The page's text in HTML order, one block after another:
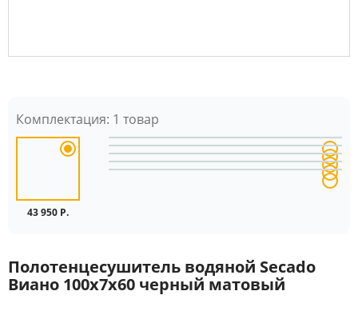
Комплектация: 1 товар
43 950 Р.
Полотенцесушитель водяной Secado
Виано 100x7x60 черный матовый